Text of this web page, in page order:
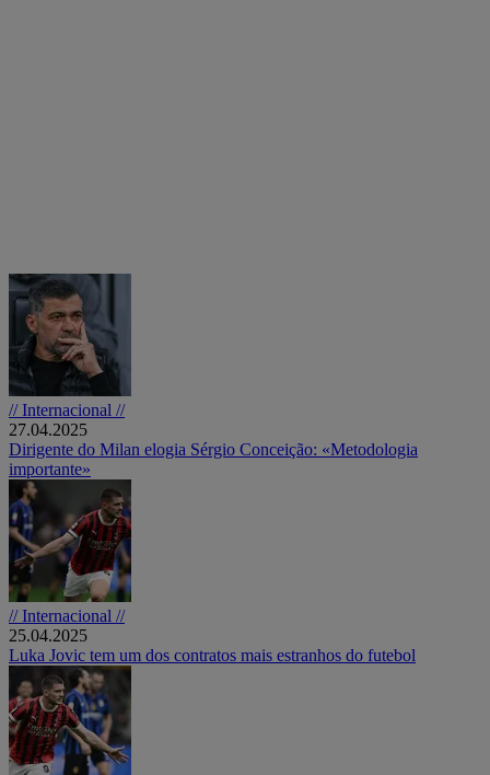
// Internacional //
27.04.2025
Dirigente do Milan elogia Sérgio Conceição: «Metodologia
importante»
// Internacional //
25.04.2025
Luka Jovic tem um dos contratos mais estranhos do futebol